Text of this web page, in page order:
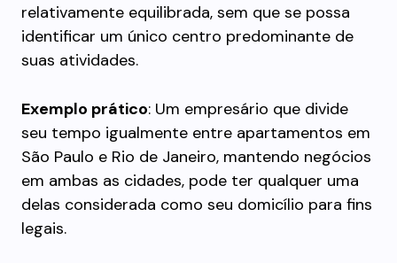
relativamente equilibrada, sem que se possa
identificar um único centro predominante de
suas atividades.
Exemplo prático: Um empresário que divide
seu tempo igualmente entre apartamentos em
São Paulo e Rio de Janeiro, mantendo negócios
em ambas as cidades, pode ter qualquer uma
delas considerada como seu domicílio para fins
legais.